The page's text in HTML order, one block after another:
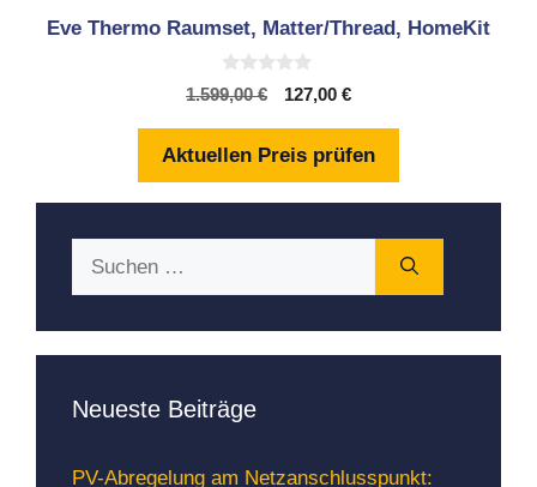
Eve Thermo Raumset, Matter/Thread, HomeKit
0
v
5
1.599,00€
Ursprünglicher
war:
1.599,00 €
127,00 €Aktueller
ist:
Aktuellen Preis prüfen
Neueste Beiträge
PV-Abregelung am Netzanschlusspunkt: